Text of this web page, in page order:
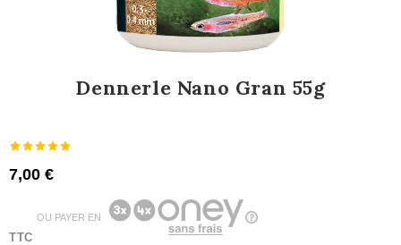
Dennerle Nano Gran 55g
7,00 €
TTC
OU PAYER EN